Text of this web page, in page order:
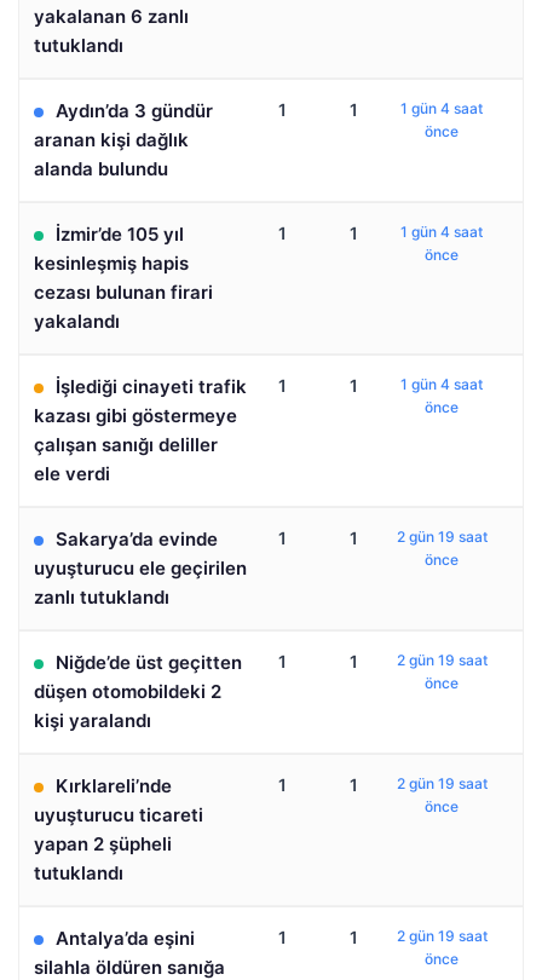
yakalanan 6 zanlı
tutuklandı
Aydın’da 3 gündür
aranan kişi dağlık
alanda bulundu
1 1
1 gün 4 saat
önce
İzmir’de 105 yıl
kesinleşmiş hapis
cezası bulunan firari
yakalandı
1 1
1 gün 4 saat
önce
İşlediği cinayeti trafik
kazası gibi göstermeye
çalışan sanığı deliller
ele verdi
1 1
1 gün 4 saat
önce
Sakarya’da evinde
uyuşturucu ele geçirilen
zanlı tutuklandı
1 1
2 gün 19 saat
önce
Niğde’de üst geçitten
düşen otomobildeki 2
kişi yaralandı
1 1
2 gün 19 saat
önce
Kırklareli’nde
uyuşturucu ticareti
yapan 2 şüpheli
tutuklandı
1 1
2 gün 19 saat
önce
Antalya’da eşini
silahla öldüren sanığa
1 1
2 gün 19 saat
önce